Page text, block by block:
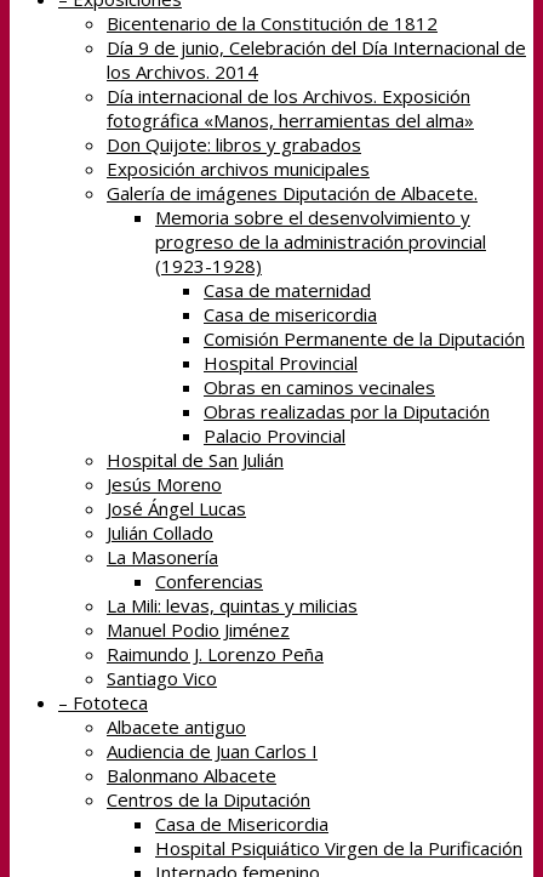
Bicentenario de la Constitución de 1812
Día 9 de junio, Celebración del Día Internacional de
los Archivos. 2014
Día internacional de los Archivos. Exposición
fotográfica «Manos, herramientas del alma»
Don Quijote: libros y grabados
Exposición archivos municipales
Galería de imágenes Diputación de Albacete.
Memoria sobre el desenvolvimiento y
progreso de la administración provincial
(1923-1928)
Casa de maternidad
Casa de misericordia
Comisión Permanente de la Diputación
Hospital Provincial
Obras en caminos vecinales
Obras realizadas por la Diputación
Palacio Provincial
Hospital de San Julián
Jesús Moreno
José Ángel Lucas
Julián Collado
La Masonería
Conferencias
La Mili: levas, quintas y milicias
Manuel Podio Jiménez
Raimundo J. Lorenzo Peña
Santiago Vico
– Fototeca
Albacete antiguo
Audiencia de Juan Carlos I
Balonmano Albacete
Centros de la Diputación
Casa de Misericordia
Hospital Psiquiático Virgen de la Purificación